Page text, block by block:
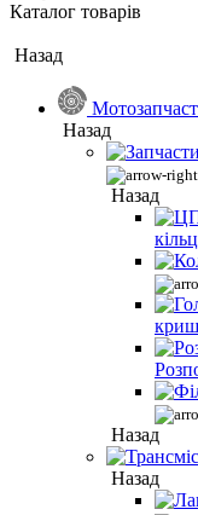
Каталог товарів
Назад
Назад
Назад
Назад
Назад